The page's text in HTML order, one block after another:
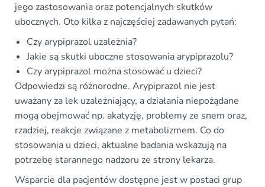
jego zastosowania oraz potencjalnych skutków
ubocznych. Oto kilka z najczęściej zadawanych pytań:
Czy arypiprazol uzależnia?
Jakie są skutki uboczne stosowania arypiprazolu?
Czy arypiprazol można stosować u dzieci?
Odpowiedzi są różnorodne. Arypiprazol nie jest
uważany za lek uzależniający, a działania niepożądane
mogą obejmować np. akatyzję, problemy ze snem oraz,
rzadziej, reakcje związane z metabolizmem. Co do
stosowania u dzieci, aktualne badania wskazują na
potrzebę starannego nadzoru ze strony lekarza.
Wsparcie dla pacjentów dostępne jest w postaci grup